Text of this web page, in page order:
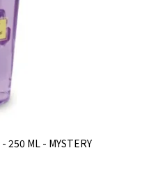
250 ML - MYSTERY